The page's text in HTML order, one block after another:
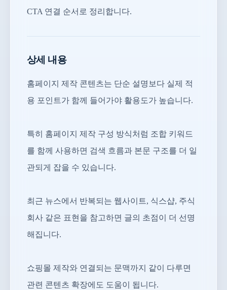
CTA 연결 순서로 정리합니다.
상세 내용
홈페이지 제작 콘텐츠는 단순 설명보다 실제 적
용 포인트가 함께 들어가야 활용도가 높습니다.
특히 홈페이지 제작 구성 방식처럼 조합 키워드
를 함께 사용하면 검색 흐름과 본문 구조를 더 일
관되게 잡을 수 있습니다.
최근 뉴스에서 반복되는 웹사이트, 식스샵, 주식
회사 같은 표현을 참고하면 글의 초점이 더 선명
해집니다.
쇼핑몰 제작와 연결되는 문맥까지 같이 다루면
관련 콘텐츠 확장에도 도움이 됩니다.